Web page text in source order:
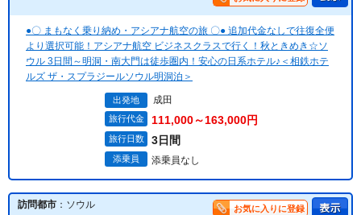
●〇 まもなく乗り納め・アシアナ航空の旅 〇● 追加代金なしで往復全便
より選択可能！アシアナ航空 ビジネスクラスで行く！秋ときめき☆ソ
ウル 3日間～明洞・南大門は徒歩圏内！安心の日系ホテル♪＜相鉄ホテ
ルズ ザ・スプラジールソウル明洞泊＞
出発地 成田
旅行代金 111,000～163,000円
旅行日数 3日間
添乗員 添乗員なし
訪問都市 ：ソウル お気に入りに登録